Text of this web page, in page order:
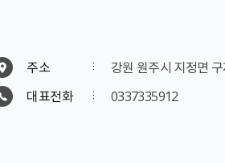
주소
강원 원주시 지정면
대표전화
0337335912